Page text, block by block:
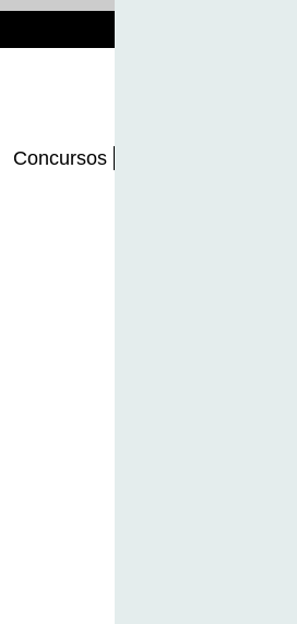
Concursos